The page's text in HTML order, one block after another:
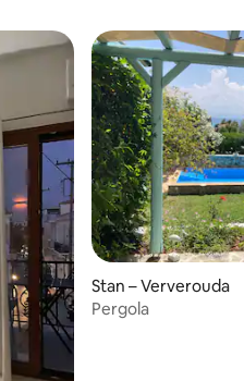
„Odabrali gosti”
Stan – Ververouda
Pergola